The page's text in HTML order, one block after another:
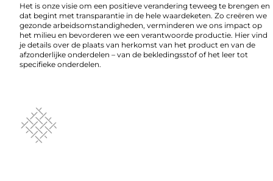
Het is onze visie om een positieve verandering teweeg te brengen en
dat begint met transparantie in de hele waardeketen. Zo creëren we
gezonde arbeidsomstandigheden, verminderen we ons impact op
het milieu en bevorderen we een verantwoorde productie. Hier vind
je details over de plaats van herkomst van het product en van de
afzonderlijke onderdelen – van de bekledingsstof of het leer tot
specifieke onderdelen.